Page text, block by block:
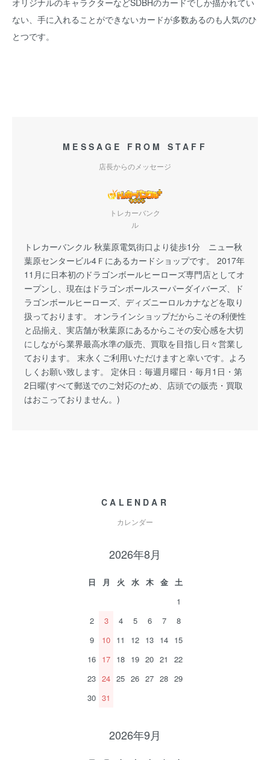
オリジナルのキャラクターなどSDBHのカードでしか描かれてい
ない、手に入れることができないカードが多数あるのも人気のひ
とつです。
MESSAGE FROM STAFF
店長からのメッセージ
トレカーバンク
ル
トレカーバンクル 秋葉原電気街口より徒歩1分 ニュー秋
葉原センタービル4Ｆにあるカードショップです。 2017年
11月に日本初のドラゴンボールヒーローズ専門店としてオ
ープンし、現在はドラゴンボールスーパーダイバーズ、ド
ラゴンボールヒーローズ、ディズニーロルカナなどを取り
扱っております。 オンラインショップだからこその利便性
と品揃え、実店舗が秋葉原にあるからこその安心感を大切
にしながら業界最高水準の販売、買取を目指し日々営業し
ております。 末永くご利用いただけますと幸いです。よろ
しくお願い致します。 定休日：毎週月曜日・毎月1日・第
2日曜(すべて郵送でのご対応のため、店頭での販売・買取
はおこっておりません。)
CALENDAR
カレンダー
2026年8月
日 月 火 水 木 金
土
1
2
3 4 5 6 7
8
9
10 11 12 13 14 15
16 17 18 19 20 21
22
23 24 25 26 27 28 29
30 31
2026年9月